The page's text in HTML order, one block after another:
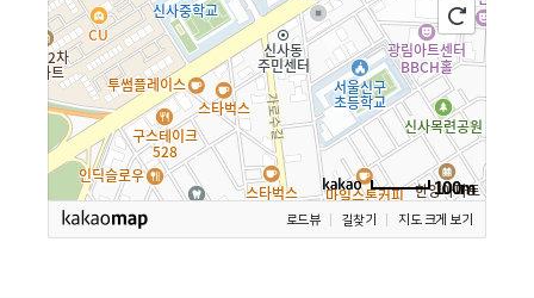
100m
로드뷰 길찾기 지도 크게 보기